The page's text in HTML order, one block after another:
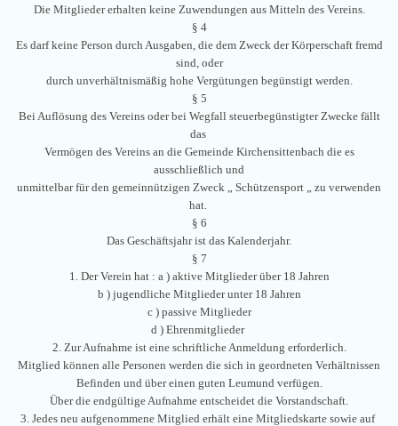
Die Mitglieder erhalten keine Zuwendungen aus Mitteln des Vereins.
§ 4
Es darf keine Person durch Ausgaben, die dem Zweck der Körperschaft fremd
sind, oder
durch unverhältnismäßig hohe Vergütungen begünstigt werden.
§ 5
Bei Auflösung des Vereins oder bei Wegfall steuerbegünstigter Zwecke fällt
das
Vermögen des Vereins an die Gemeinde Kirchensittenbach die es
ausschließlich und
unmittelbar für den gemeinnützigen Zweck „ Schützensport „ zu verwenden
hat.
§ 6
Das Geschäftsjahr ist das Kalenderjahr.
§ 7
1. Der Verein hat : a ) aktive Mitglieder über 18 Jahren
b ) jugendliche Mitglieder unter 18 Jahren
c ) passive Mitglieder
d ) Ehrenmitglieder
2. Zur Aufnahme ist eine schriftliche Anmeldung erforderlich.
Mitglied können alle Personen werden die sich in geordneten Verhältnissen
Befinden und über einen guten Leumund verfügen.
Über die endgültige Aufnahme entscheidet die Vorstandschaft.
3. Jedes neu aufgenommene Mitglied erhält eine Mitgliedskarte sowie auf